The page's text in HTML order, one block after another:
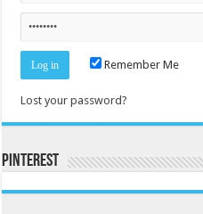
Remember Me
Lost your password?
Pinterest